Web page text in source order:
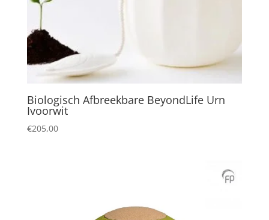
Biologisch Afbreekbare BeyondLife Urn
Ivoorwit
€205,00